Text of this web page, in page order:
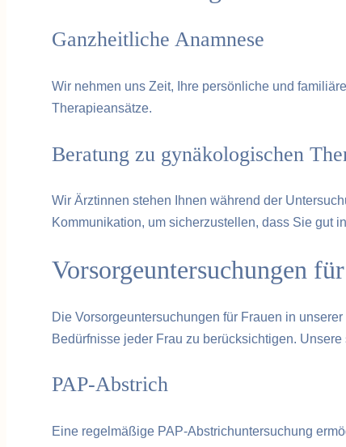
Ganzheitliche Anamnese
Wir nehmen uns Zeit, Ihre persönliche und
Therapieansätze.
Beratung zu gynäkologischen
Wir Ärztinnen stehen Ihnen während der
Kommunikation, um sicherzustellen, dass Sie gut
Vorsorgeuntersuchungen
Die Vorsorgeuntersuchungen für Frauen in
Bedürfnisse jeder Frau zu berücksichtigen.
PAP-Abstrich
Eine regelmäßige PAP-Abstrichuntersuchung